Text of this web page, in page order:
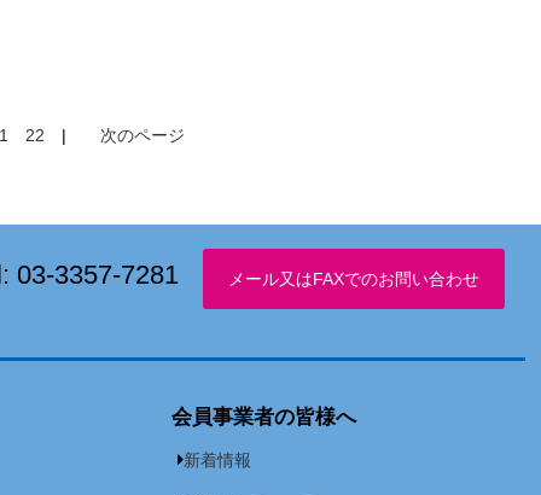
22 | 次のページ
03-3357-7281
会員事業者の皆様へ
新着情報